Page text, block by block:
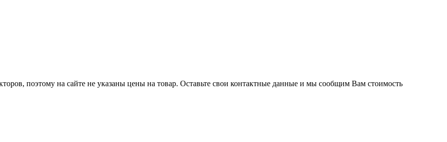
поэтому на сайте не указаны цены на товар. Оставьте свои контактные данные и мы сообщим Вам стоимость